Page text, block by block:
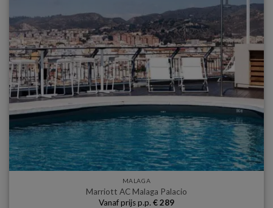
MALAGA
Marriott AC Malaga Palacio
Vanaf prijs p.p. €289